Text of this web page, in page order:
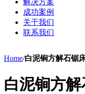
解决方案
成功案例
关于我们
联系我们
Home/白泥锏方解石锯
白泥锏方